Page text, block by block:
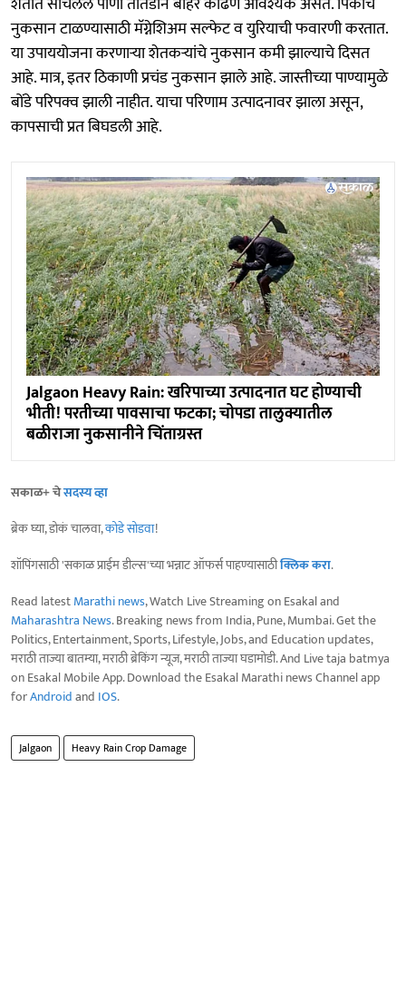
नुकसान टाळण्यासाठी मॅग्नेशिअम सल्फेट व युरियाची फवारणी करतात.
या उपाययोजना करणाऱ्या शेतकऱ्यांचे नुकसान कमी झाल्याचे दिसत
आहे. मात्र, इतर ठिकाणी प्रचंड नुकसान झाले आहे. जास्तीच्या पाण्यामुळे
बोंडे परिपक्व झाली नाहीत. याचा परिणाम उत्पादनावर झाला असून,
कापसाची प्रत बिघडली आहे.
Jalgaon Heavy Rain: खरिपाच्या उत्पादनात घट होण्याची
भीती! परतीच्या पावसाचा फटका; चोपडा तालुक्यातील
बळीराजा नुकसानीने चिंताग्रस्त
सकाळ+ चेसदस्य व्हा
ब्रेक घ्या, डोकं चालवा,कोडे सोडवा!
शॉपिंगसाठी 'सकाळ प्राईम डील्स'च्या भन्नाट ऑफर्स पाहण्यासाठीक्लिक करा.
Read latestMarathi news, Watch Live Streaming on Esakal and
Maharashtra News. Breaking news from India, Pune, Mumbai. Get the
Politics, Entertainment, Sports, Lifestyle, Jobs, and Education updates,
मराठी ताज्या बातम्या, मराठी ब्रेकिंग न्यूज, मराठी ताज्या घडामोडी. And Live taja batmya
on Esakal Mobile App. Download the Esakal Marathi news Channel app
forAndroidand IOS.
Jalgaon Heavy Rain Crop Damage